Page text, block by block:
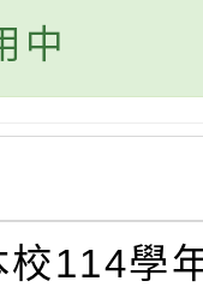
中
校114學